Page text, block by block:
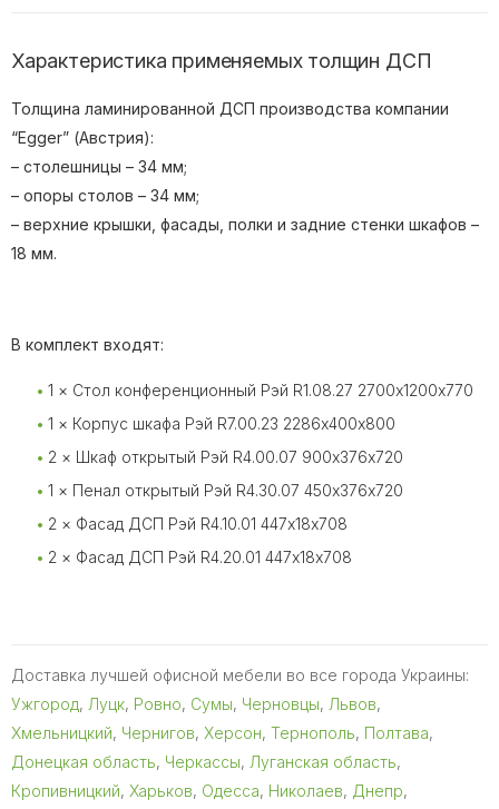
Характеристика применяемых толщин ДСП
Толщина ламинированной ДСП производства компании
“Egger” (Австрия):
– столешницы – 34 мм;
– опоры столов – 34 мм;
– верхние крышки, фасады, полки и задние стенки шкафов –
18 мм.
В комплект входят:
1 × Стол конференционный Рэй R1.08.27 2700х1200х770
1 × Корпус шкафа Рэй R7.00.23 2286х400х800
2 × Шкаф открытый Рэй R4.00.07 900х376х720
1 × Пенал открытый Рэй R4.30.07 450х376х720
2 × Фасад ДСП Рэй R4.10.01 447х18х708
2 × Фасад ДСП Рэй R4.20.01 447х18х708
Доставка лучшей офисной мебели во все города Украины:
Ужгород, Луцк, Ровно, Сумы, Черновцы, Львов,
Хмельницкий, Чернигов, Херсон, Тернополь, Полтава,
Донецкая область, Черкассы, Луганская область,
Кропивницкий, Харьков, Одесса, Николаев, Днепр,